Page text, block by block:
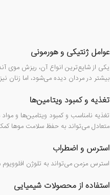
عوامل ژنتیکی و هورمونی
بیشتر در مردان دیده می‌شود، اما زنان
تغذیه و کمبود ویتامین‌ها
تغذیه نامناسب و کمبود ویتامین‌ها و
متعادل می‌تواند به حفظ سلامت موها
استرس و اضطراب
استرس مزمن می‌تواند به تلوژن
استفاده از محصولات شیمیایی